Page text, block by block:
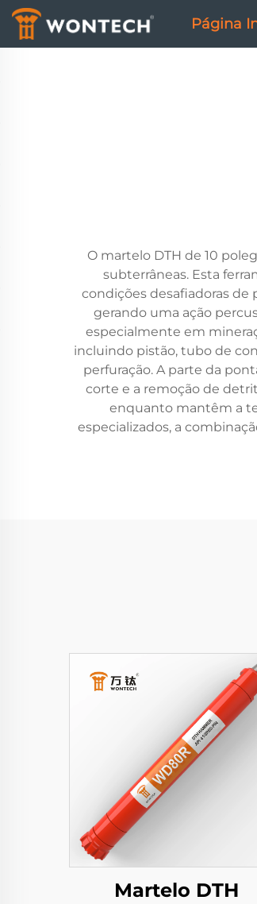
Página
O martelo DTH de 10
subterrâneas. Esta
condições desafiadoras
gerando uma ação
especialmente em
incluindo pistão, tubo de
perfuração. A parte da
corte e a remoção de
enquanto mantêm a
especializados, a
Martelo DTH